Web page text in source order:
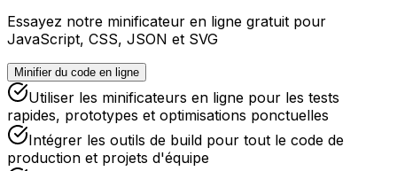
Essayez notre minificateur en ligne gratuit pour
JavaScript, CSS, JSON et SVG
Minifier du code en ligne
Utiliser les minificateurs en ligne pour les tests
rapides, prototypes et optimisations ponctuelles
Intégrer les outils de build pour tout le code de
production et projets d'équipe